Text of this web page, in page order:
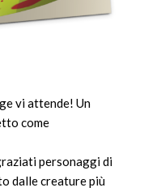
vi attende! Un
come
personaggi di
dalle creature più